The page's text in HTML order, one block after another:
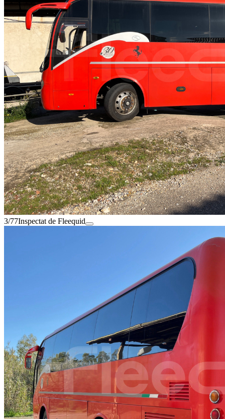
3/77Inspectat de Fleequid